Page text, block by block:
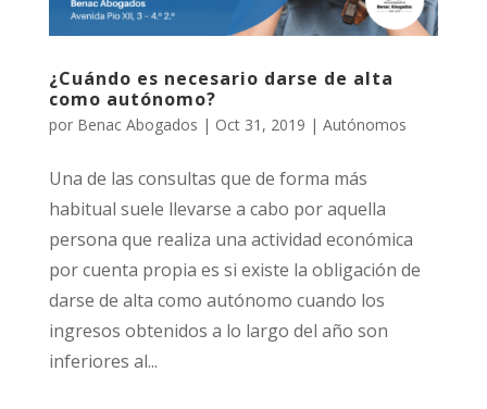
¿Cuándo es necesario darse de alta
como autónomo?
por Benac Abogados | Oct 31, 2019 | Autónomos
Una de las consultas que de forma más
habitual suele llevarse a cabo por aquella
persona que realiza una actividad económica
por cuenta propia es si existe la obligación de
darse de alta como autónomo cuando los
ingresos obtenidos a lo largo del año son
inferiores al...